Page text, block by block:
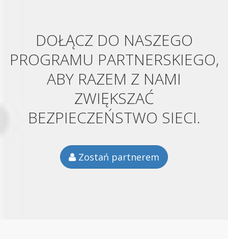
DOŁĄCZ DO NASZEGO
PROGRAMU PARTNERSKIEGO,
ABY RAZEM Z NAMI
ZWIĘKSZAĆ
BEZPIECZEŃSTWO SIECI.
Zostań partnerem